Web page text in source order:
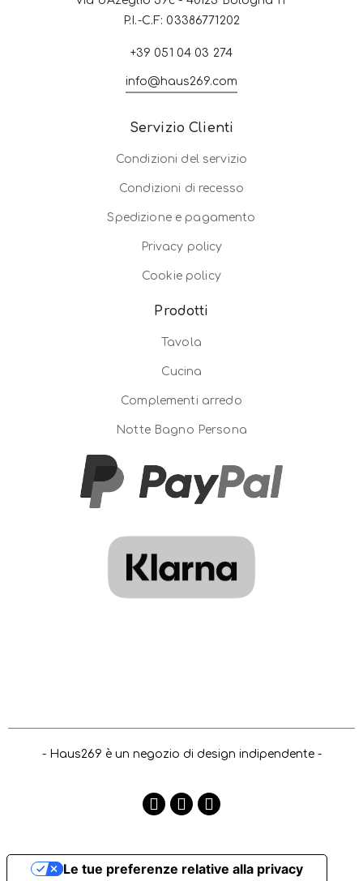
P.I.-C.F: 03386771202
+39 051 04 03 274
info@haus269.com
Servizio Clienti
Condizioni del servizio
Condizioni di recesso
Spedizione e pagamento
Privacy policy
Cookie policy
Prodotti
Tavola
Cucina
Complementi arredo
Notte Bagno Persona
- Haus269 è un negozio di design indipendente -
Le tue preferenze relative alla privacy